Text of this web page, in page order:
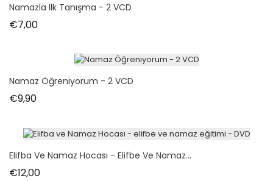
Namazla Ilk Tanışma - 2 VCD
€7,00Fiyat
Namaz Öğreniyorum - 2 VCD
€9,90Fiyat
Elifba Ve Namaz Hocası - Elifbe Ve Namaz...
€12,00Fiyat